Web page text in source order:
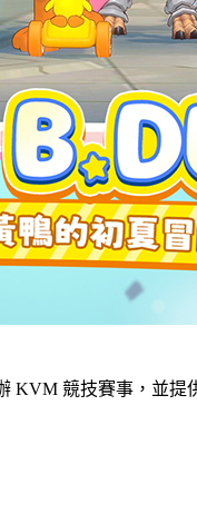
競技賽事，並提